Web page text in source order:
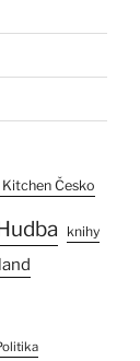
Kitchen Česko
knihy